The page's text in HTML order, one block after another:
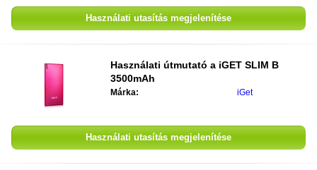
Használati utasítás megjelenítése
Használati útmutató a iGET SLIM B
3500mAh
Márka: iGet
Használati utasítás megjelenítése